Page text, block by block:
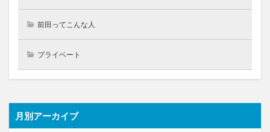
前田ってこんな人
プライベート
月別アーカイブ